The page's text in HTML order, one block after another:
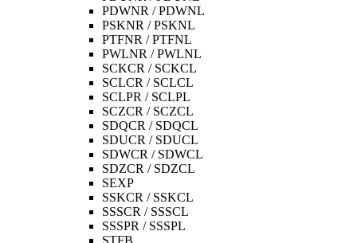
PDWNR / PDWNL
PSKNR / PSKNL
PTFNR / PTFNL
PWLNR / PWLNL
SCKCR / SCKCL
SCLCR / SCLCL
SCLPR / SCLPL
SCZCR / SCZCL
SDQCR / SDQCL
SDUCR / SDUCL
SDWCR / SDWCL
SDZCR / SDZCL
SEXP
SSKCR / SSKCL
SSSCR / SSSCL
SSSPR / SSSPL
STFB